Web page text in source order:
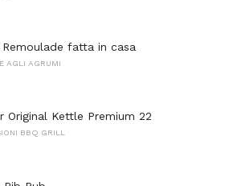
Remoulade fatta in casa
AGLI AGRUMI
Original Kettle Premium 22
BBQ GRILL